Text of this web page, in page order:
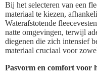
Bij het selecteren van een
materiaal te kiezen,
Waterafstotende
natte omgevingen, terwijl
diegenen die zich intensief
materiaal cruciaal voor
Pasvorm en comfort voor